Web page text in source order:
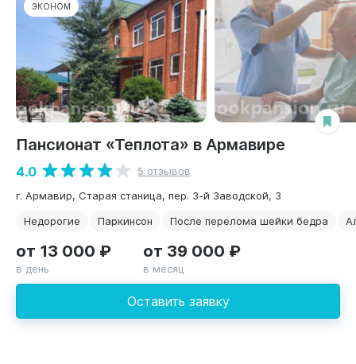
ЭКОНОМ
Пансионат «Теплота» в Армавире
4.0
5 отзывов
г. Армавир, Старая станица, пер. 3-й Заводской, 3
Недорогие
Паркинсон После перелома шейки бедра
Оставить заявку
от 13 000 ₽
в день
от 39 000 ₽
в месяц